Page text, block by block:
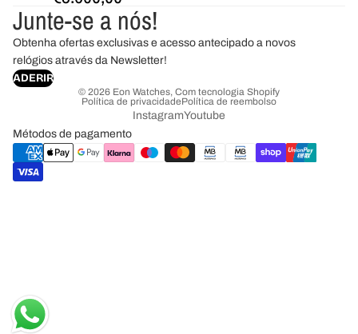
Junte-se a nós!
Obtenha ofertas exclusivas e acesso antecipado a novos
relógios através da Newsletter!
ADERIR
© 2026 Eon Watches, Com tecnologia Shopify
Política de privacidadePolítica de reembolso
InstagramYoutube
Métodos de pagamento